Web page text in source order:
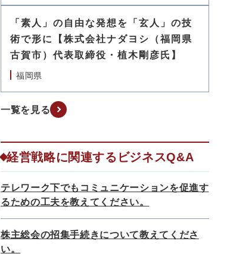
「素人」の自由な発想を「玄人」の技
術で形に【株式会社ナダヨシ（福岡県
古賀市）代表取締役・植木剛彦氏】
福岡県
一覧を見る
経営戦略に関連するビジネスQ&A
テレワーク下でもコミュニケーションを促進す
るための工夫を教えてください。
株主総会の招集手続きについて教えてくださ
い。